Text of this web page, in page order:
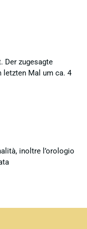
Der zugesagte
letzten Mal um ca. 4
inoltre l’orologio